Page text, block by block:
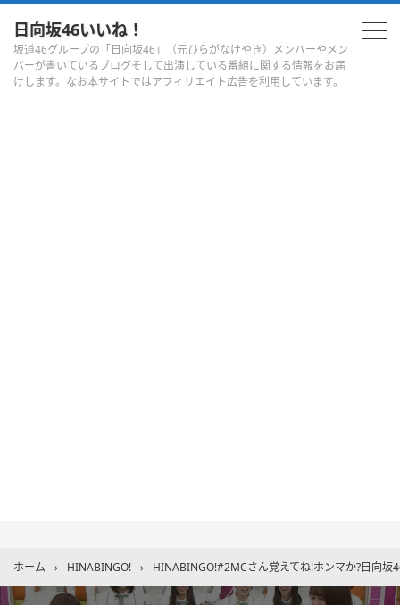
日向坂46いいね！
坂道46グループの「日向坂46」（元ひらがなけやき）メンバーやメン
バーが書いているブログそして出演している番組に関する情報をお届
けします。なお本サイトではアフィリエイト広告を利用しています。
ホーム › HINABINGO! › HINABINGO!#2MCさん覚えてね!ホンマか?日向坂